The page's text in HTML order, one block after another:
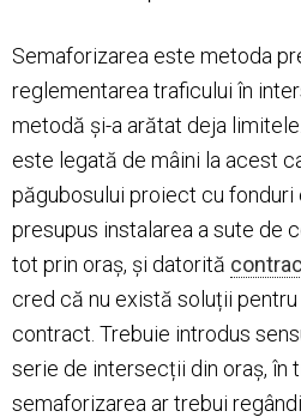
Semaforizarea este metoda
reglementarea traficului în
metodă și-a arătat deja
este legată de mâini la acest
păgubosului proiect cu fonduri
presupus instalarea a sute de
tot prin oraș, și datorită
cred că nu există soluții
contract. Trebuie introdus
serie de intersecții din oraș, în
semaforizarea ar trebui